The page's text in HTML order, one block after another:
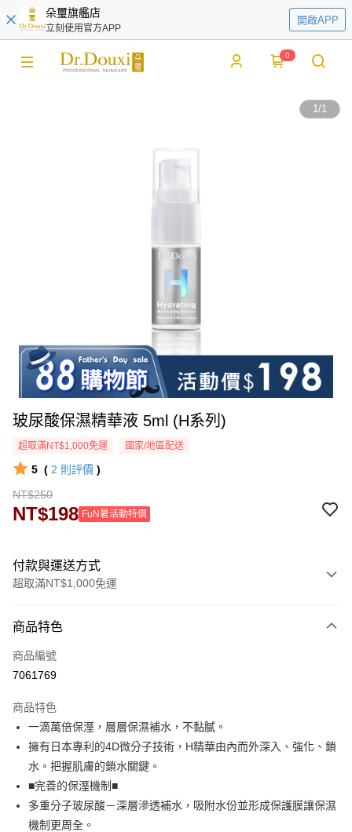
朵璽旗艦店
立刻使用官方APP
開啟APP
0
1/1
玻尿酸保濕精華液 5ml (H系列)
超取滿NT$1,000免運 國家/地區配送
5 ( 2 則評價 )
NT$250
NT$198 FuN暑活動特價
付款與運送方式
超取滿NT$1,000免運
信用卡一次付款
超商取貨付款
Apple Pay
街口支付
悠遊付
Google Pay
商品特色
商品編號
7061769
商品特色
一滴萬倍保溼，層層保濕補水，不黏膩。
擁有日本專利的4D微分子技術，H精華由內而外深入、強化、鎖
水。把握肌膚的鎖水關鍵。
■完善的保溼機制■
多重分子玻尿酸－深層滲透補水，吸附水份並形成保護膜讓保濕
機制更周全。